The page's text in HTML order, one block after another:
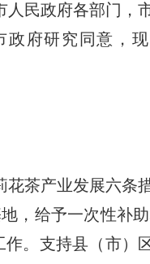
民政府各部门，
政府研究同意，
花茶产业发展六条
， 给予一次性补助
。 支持县（市）